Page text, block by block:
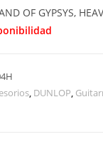
OF GYPSYS,
, DUNLOP,